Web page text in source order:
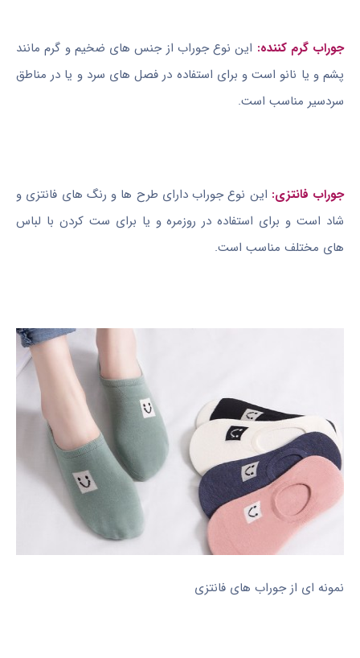
جوراب گرم کننده: این نوع جوراب از جنس های ضخیم و گرم مانند
پشم و یا نانو است و برای استفاده در فصل های سرد و یا در مناطق
سردسیر مناسب است.
جوراب فانتزی: این نوع جوراب دارای طرح ها و رنگ های فانتزی و
شاد است و برای استفاده در روزمره و یا برای ست کردن با لباس
های مختلف مناسب است.
نمونه ای از جوراب های فانتزی